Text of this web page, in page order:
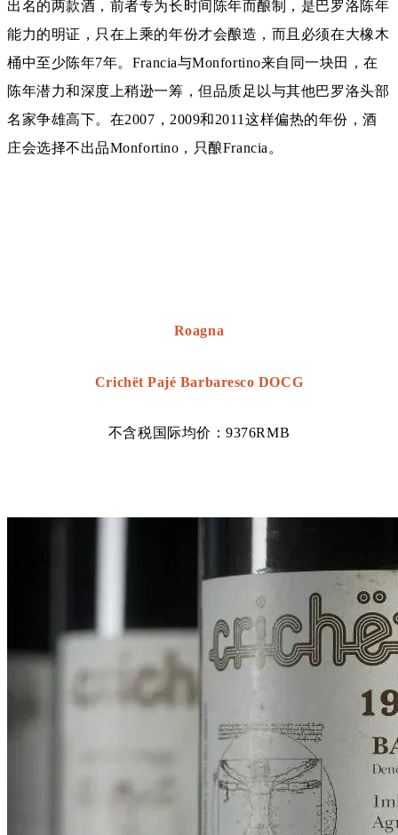
出名的两款酒，前者专为长时间陈年而酿制，是巴罗洛陈年
能力的明证，只在上乘的年份才会酿造，而且必须在大橡木
桶中至少陈年7年。Francia与Monfortino来自同一块田，在
陈年潜力和深度上稍逊一筹，但品质足以与其他巴罗洛头部
名家争雄高下。在2007，2009和2011这样偏热的年份，酒
庄会选择不出品Monfortino，只酿Francia。
Roagna
Crichët Pajé Barbaresco DOCG
不含税国际均价：9376RMB